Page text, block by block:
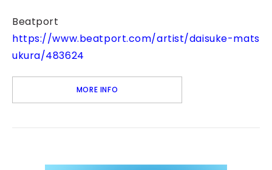
Beatport
https://www.beatport.com/artist/daisuke-mats
ukura/483624
MORE INFO